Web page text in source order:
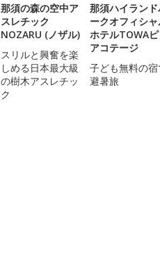
那須の森の空中ア
スレチック
NOZARU (ノザル)
スリルと興奮を楽
しめる日本最大級
の樹木アスレチッ
ク
那須ハイラン
ークオフィシ
ホテルTOWA
アコテージ
子ども無料の
避暑旅